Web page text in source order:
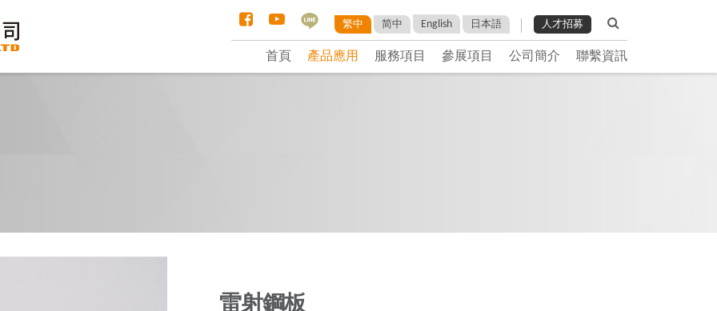
繁中 简中 English 日本語 人才招募
首頁 產品應用 服務項目 參展項目 公司簡介 聯繫資訊
雷射鋼板